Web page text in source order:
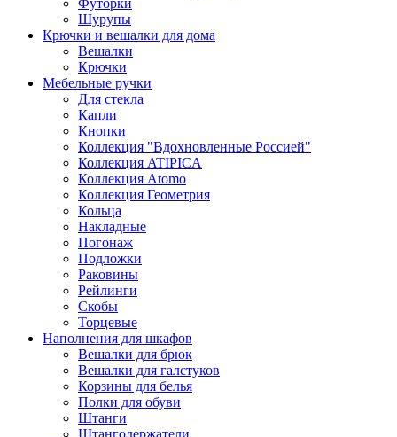
Шурупы
Крючки и вешалки для дома
Вешалки
Крючки
Мебельные ручки
Для стекла
Капли
Кнопки
Коллекция "Вдохновленные Россией"
Коллекция ATIPICA
Коллекция Atomo
Коллекция Геометрия
Кольца
Накладные
Погонаж
Подложки
Раковины
Рейлинги
Скобы
Торцевые
Наполнения для шкафов
Вешалки для брюк
Вешалки для галстуков
Корзины для белья
Полки для обуви
Штанги
Штангодержатели